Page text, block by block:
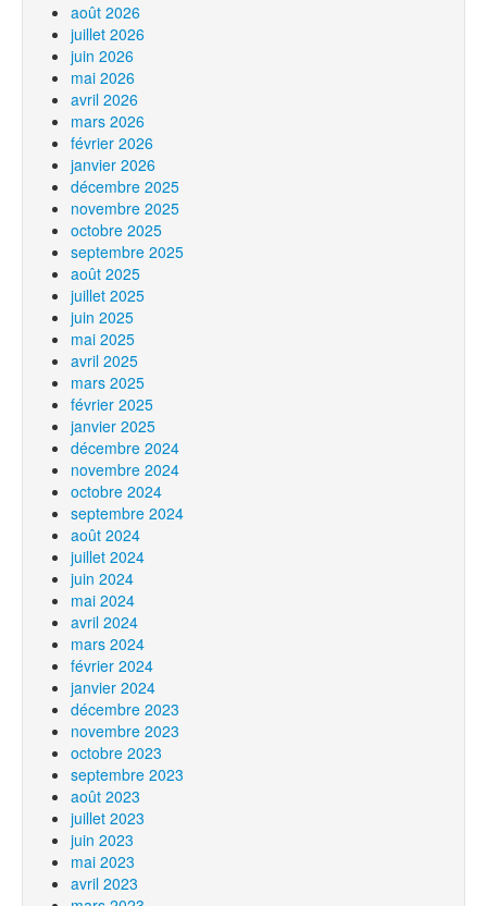
août 2026
juillet 2026
juin 2026
mai 2026
avril 2026
mars 2026
février 2026
janvier 2026
décembre 2025
novembre 2025
octobre 2025
septembre 2025
août 2025
juillet 2025
juin 2025
mai 2025
avril 2025
mars 2025
février 2025
janvier 2025
décembre 2024
novembre 2024
octobre 2024
septembre 2024
août 2024
juillet 2024
juin 2024
mai 2024
avril 2024
mars 2024
février 2024
janvier 2024
décembre 2023
novembre 2023
octobre 2023
septembre 2023
août 2023
juillet 2023
juin 2023
mai 2023
avril 2023